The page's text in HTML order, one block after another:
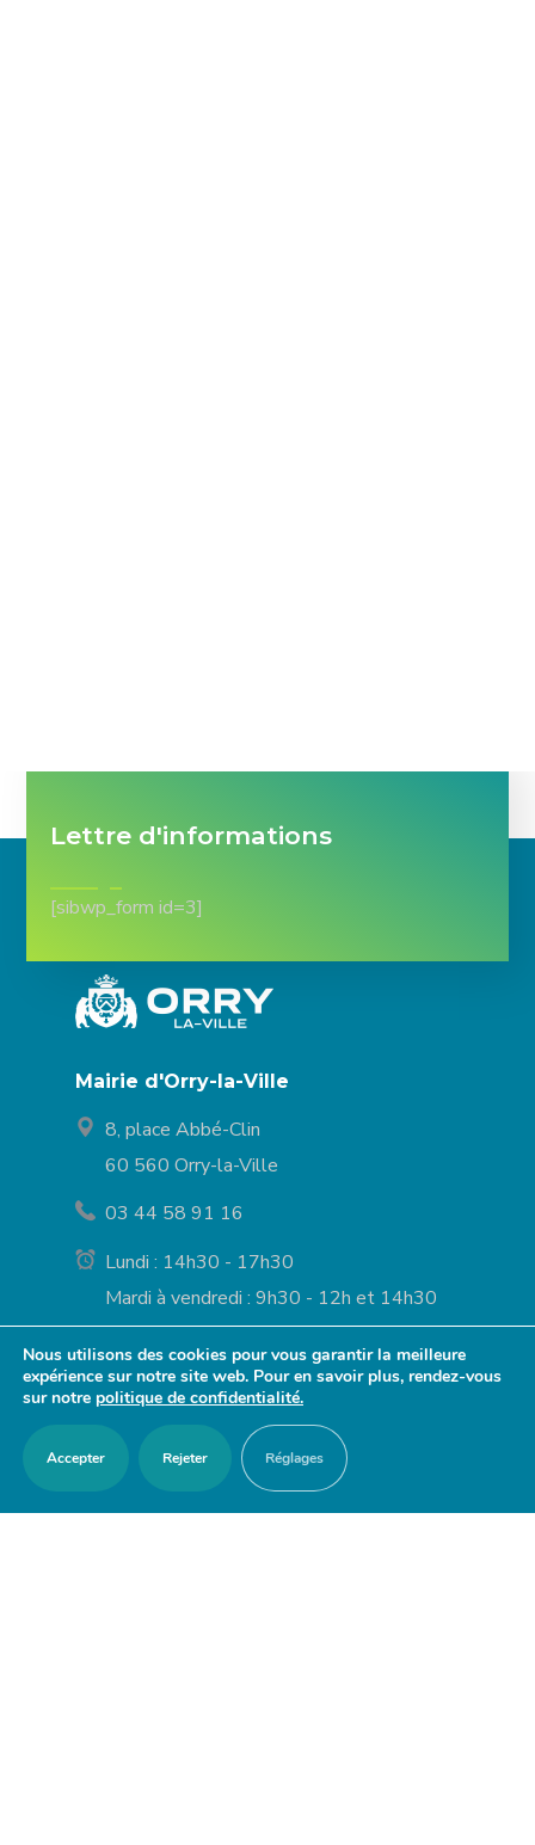
Lettre d'informations
[sibwp_form id=3]
Mairie d'Orry-la-Ville
8, place Abbé-Clin
60 560 Orry-la-Ville
03 44 58 91 16
Lundi : 14h30 - 17h30
Mardi à vendredi : 9h30 - 12h et 14h30
- 17h30
Samedi : 9h30 - 12h
Nous utilisons des cookies pour vous garantir la meilleure
expérience sur notre site web. Pour en savoir plus, rendez-vous
sur notre politique de confidentialité.
Accepter Rejeter Réglages